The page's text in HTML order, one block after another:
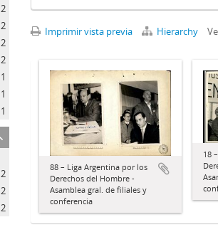
2
2
2
2
1
1
1
2
2
2
Imprimir vista previa Hierarchy
88 – Liga Argentina por los
Derechos del Hombre -
Asamblea gral. de filiales y
conferencia
18